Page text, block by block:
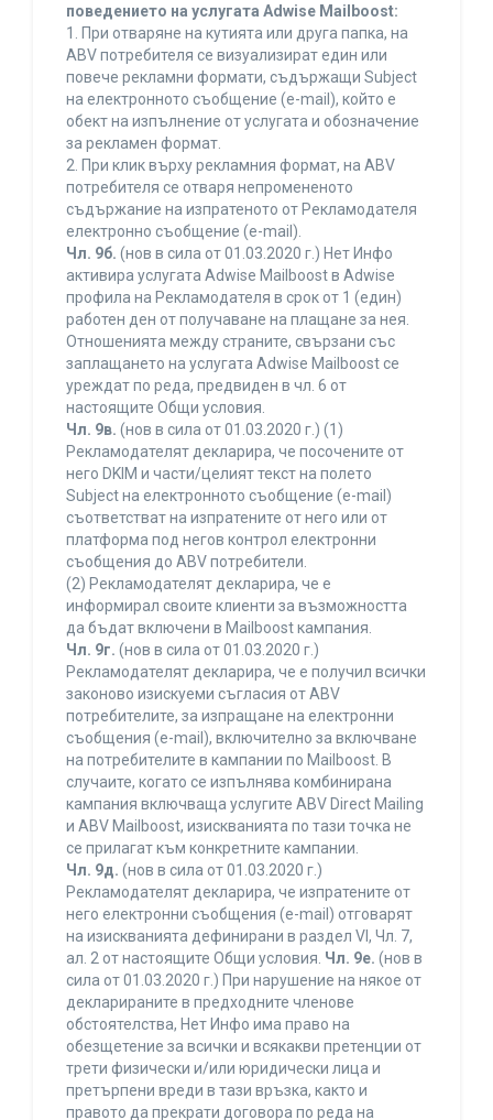
поведението на услугата Adwise Mailboost:
1. При отваряне на кутията или друга папка, на
ABV потребителя се визуализират един или
повече рекламни формати, съдържащи Subject
на електронното съобщение (e-mail), който е
обект на изпълнение от услугата и обозначение
за рекламен формат.
2. При клик върху рекламния формат, на ABV
потребителя се отваря непромененото
съдържание на изпратеното от Рекламодателя
електронно съобщение (e-mail).
Чл. 9б. (нов в сила от 01.03.2020 г.) Нет Инфо
активира услугата Adwise Mailboost в Adwise
профила на Рекламодателя в срок от 1 (един)
работен ден от получаване на плащане за нея.
Отношенията между страните, свързани със
заплащането на услугата Adwise Mailboost се
уреждат по реда, предвиден в чл. 6 от
настоящите Общи условия.
Чл. 9в. (нов в сила от 01.03.2020 г.) (1)
Рекламодателят декларира, че посочените от
него DKIM и части/целият текст на полето
Subject на електронното съобщение (e-mail)
съответстват на изпратените от него или от
платформа под негов контрол електронни
съобщения до ABV потребители.
(2) Рекламодателят декларира, че е
информирал своите клиенти за възможността
да бъдат включени в Mailboost кампания.
Чл. 9г. (нов в сила от 01.03.2020 г.)
Рекламодателят декларира, че е получил всички
законово изискуеми съгласия от ABV
потребителите, за изпращане на електронни
съобщения (e-mail), включително за включване
на потребителите в кампании по Mailboost. В
случаите, когато се изпълнява комбинирана
кампания включваща услугите ABV Direct Mailing
и ABV Mailboost, изискванията по тази точка не
се прилагат към конкретните кампании.
Чл. 9д. (нов в сила от 01.03.2020 г.)
Рекламодателят декларира, че изпратените от
него електронни съобщения (e-mail) отговарят
на изискванията дефинирани в раздел VI, Чл. 7,
ал. 2 от настоящите Общи условия. Чл. 9е. (нов в
сила от 01.03.2020 г.) При нарушение на някое от
декларираните в предходните членове
обстоятелства, Нет Инфо има право на
обезщетение за всички и всякакви претенции от
трети физически и/или юридически лица и
претърпени вреди в тази връзка, както и
правото да прекрати договора по реда на